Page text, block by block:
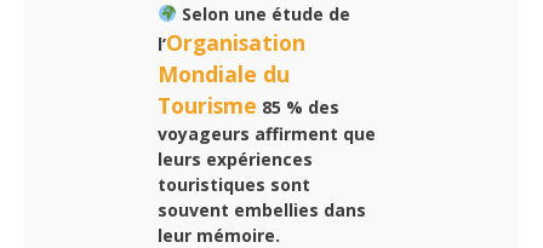
Selon une étude de
l’Organisation
Mondiale du
Tourisme 85 % des
voyageurs affirment que
leurs expériences
touristiques sont
souvent embellies dans
leur mémoire.